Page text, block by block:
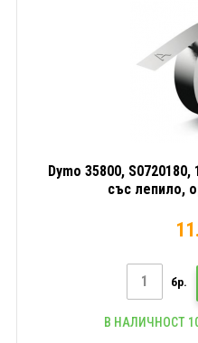
Dymo 35800,
със лепило,
бр.
В НАЛИЧНОСТ